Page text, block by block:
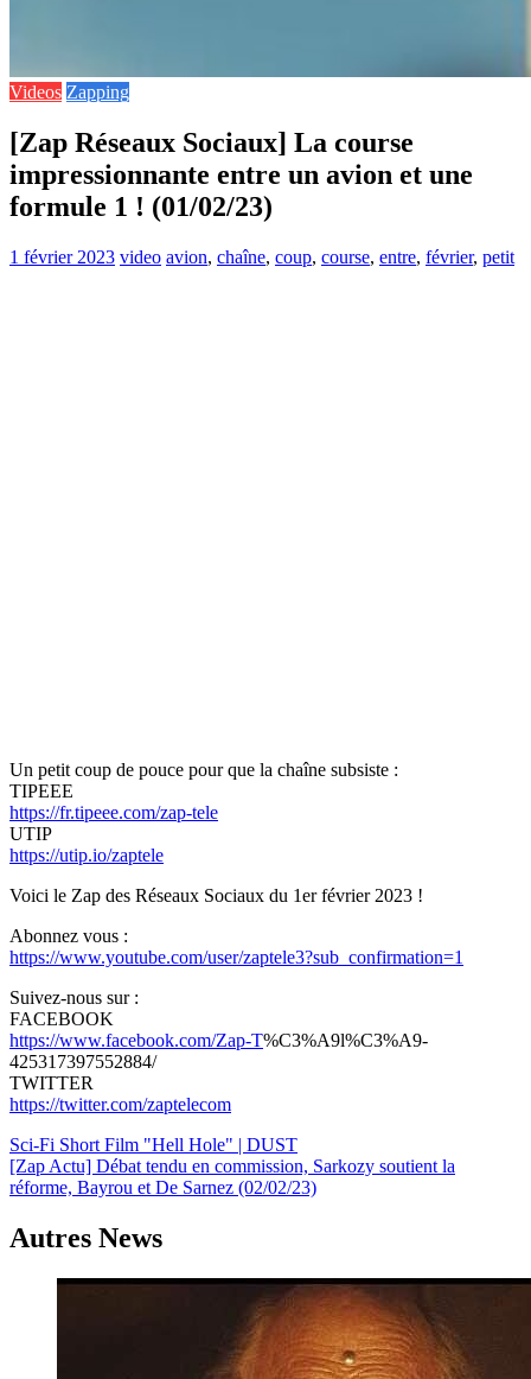
Videos Zapping
[Zap Réseaux Sociaux] La course
impressionnante entre un avion et une
formule 1 ! (01/02/23)
1 février 2023 video avion, chaîne, coup, course, entre, février, petit
Un petit coup de pouce pour que la chaîne subsiste :
TIPEEE
https://fr.tipeee.com/zap-tele
UTIP
https://utip.io/zaptele
Voici le Zap des Réseaux Sociaux du 1er février 2023 !
Abonnez vous :
https://www.youtube.com/user/zaptele3?sub_confirmation=1
Suivez-nous sur :
FACEBOOK
https://www.facebook.com/Zap-T%C3%A9l%C3%A9-
425317397552884/
TWITTER
https://twitter.com/zaptelecom
Navigation
de
Sci-Fi Short Film "Hell Hole" | DUST
[Zap Actu] Débat tendu en commission, Sarkozy soutient la
réforme, Bayrou et De Sarnez (02/02/23)
Autres News